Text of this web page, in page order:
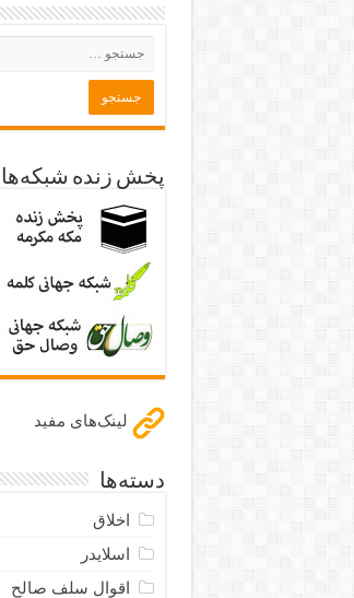
پخش زنده
لینک‌های مفید
دسته‌ها
اخلاق
اسلایدر
اقوال سلف صالح